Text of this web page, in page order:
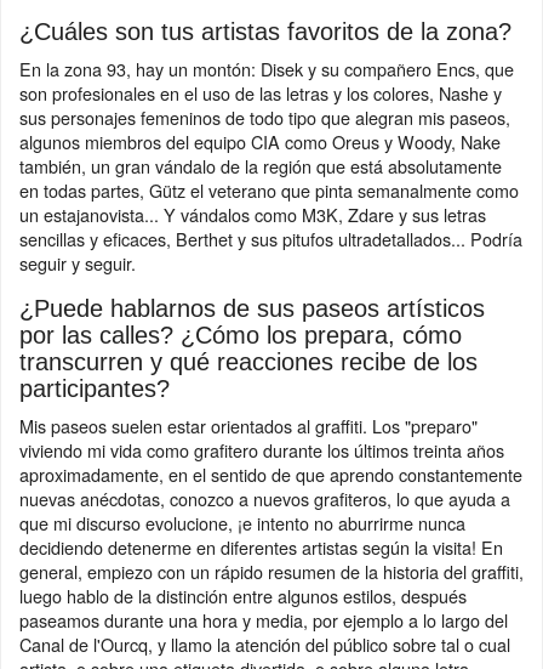
¿Cuáles son tus artistas favoritos de la zona?
En la zona 93, hay un montón: Disek y su compañero Encs, que
son profesionales en el uso de las letras y los colores, Nashe y
sus personajes femeninos de todo tipo que alegran mis paseos,
algunos miembros del equipo CIA como Oreus y Woody, Nake
también, un gran vándalo de la región que está absolutamente
en todas partes, Gütz el veterano que pinta semanalmente como
un estajanovista... Y vándalos como M3K, Zdare y sus letras
sencillas y eficaces, Berthet y sus pitufos ultradetallados... Podría
seguir y seguir.
¿Puede hablarnos de sus paseos artísticos
por las calles? ¿Cómo los prepara, cómo
transcurren y qué reacciones recibe de los
participantes?
Mis paseos suelen estar orientados al graffiti. Los "preparo"
viviendo mi vida como grafitero durante los últimos treinta años
aproximadamente, en el sentido de que aprendo constantemente
nuevas anécdotas, conozco a nuevos grafiteros, lo que ayuda a
que mi discurso evolucione, ¡e intento no aburrirme nunca
decidiendo detenerme en diferentes artistas según la visita! En
general, empiezo con un rápido resumen de la historia del graffiti,
luego hablo de la distinción entre algunos estilos, después
paseamos durante una hora y media, por ejemplo a lo largo del
Canal de l'Ourcq, y llamo la atención del público sobre tal o cual